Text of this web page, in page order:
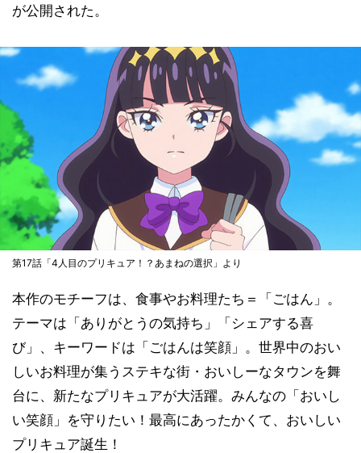
が公開された。
第17話「4人目のプリキュア！？あまねの選択」より
本作のモチーフは、食事やお料理たち＝「ごはん」。
テーマは「ありがとうの気持ち」「シェアする喜
び」、キーワードは「ごはんは笑顔」。世界中のおい
しいお料理が集うステキな街・おいしーなタウンを舞
台に、新たなプリキュアが大活躍。みんなの「おいし
い笑顔」を守りたい！最高にあったかくて、おいしい
プリキュア誕生！